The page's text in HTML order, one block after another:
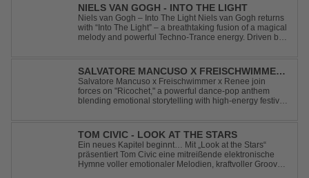
NIELS VAN GOGH - INTO THE LIGHT
Niels van Gogh – Into The Light Niels van Gogh returns
with “Into The Light” – a breathtaking fusion of a magical
melody and powerful Techno-Trance energy. Driven by
start to finish. Kn...
SALVATORE MANCUSO X FREISCHWIMMER
X RENEE - RICOCHET
Salvatore Mancuso x Freischwimmer x Renee join
forces on "Ricochet," a powerful dance-pop anthem
blending emotional storytelling with high-energy festival
dance experience. Crafted by...
TOM CIVIC - LOOK AT THE STARS
Ein neues Kapitel beginnt… Mit „Look at the Stars“
präsentiert Tom Civic eine mitreißende elektronische
Hymne voller emotionaler Melodien, kraftvoller Grooves